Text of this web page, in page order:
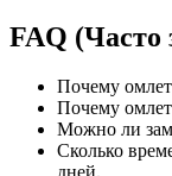
FAQ (Часто
Почему омлет
Почему
Можно ли
Сколько